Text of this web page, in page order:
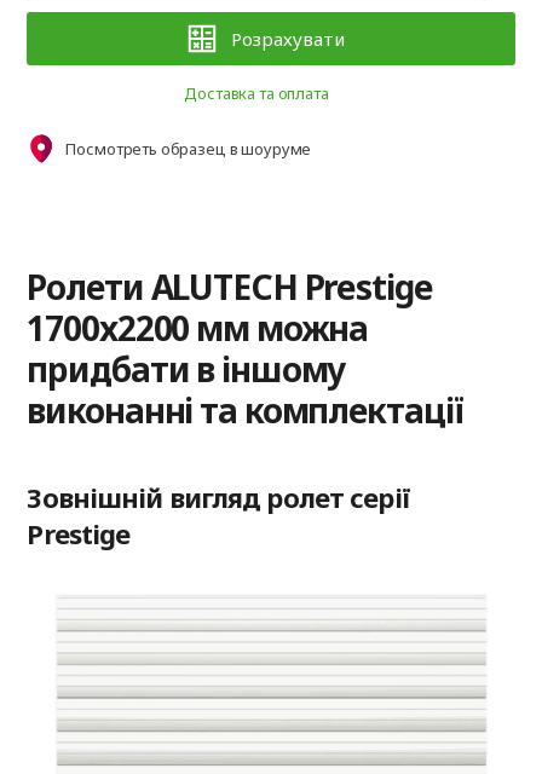
Розрахувати
Доставка та оплата
Посмотреть образец в шоуруме
Ролети ALUTECH Prestige
1700x2200 мм можна
придбати в іншому
виконанні та комплектації
Зовнішній вигляд ролет серії
Prestige